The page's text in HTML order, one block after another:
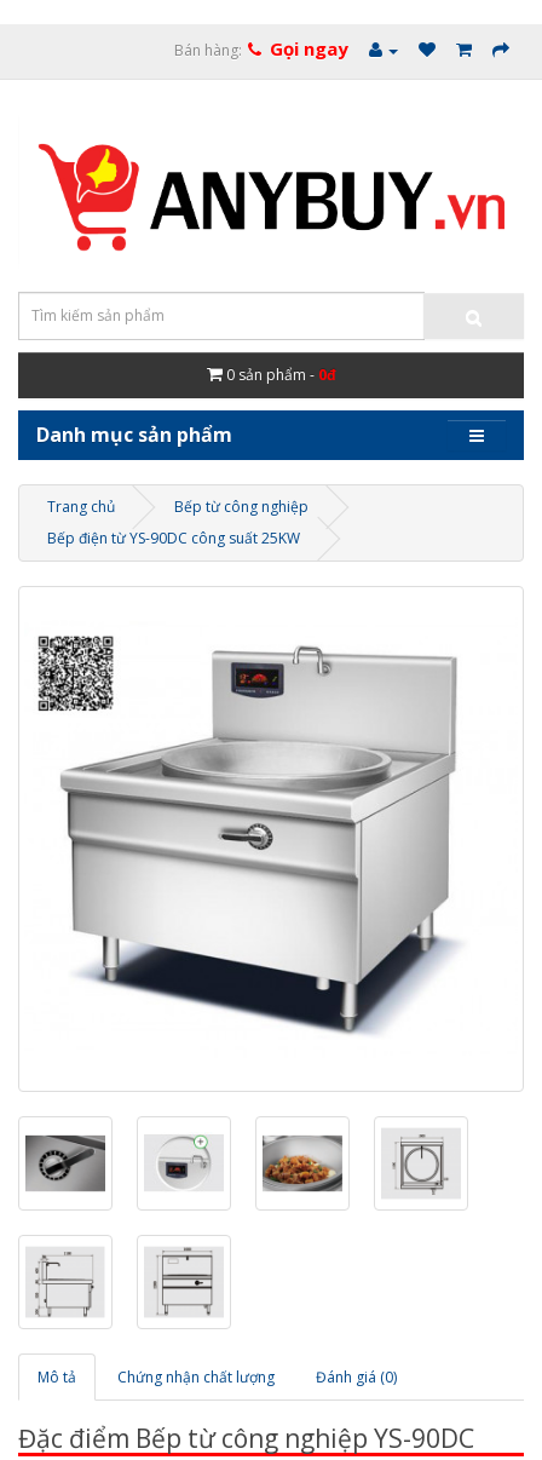
Bán hàng: Gọi ngay
0 sản phẩm - 0đ
Danh mục sản phẩm
Trang chủ
Bếp từ công nghiệp
Bếp điện từ YS-90DC công suất 25KW
Mô tả Chứng nhận chất lượng Đánh giá (0)
Đặc điểm Bếp từ công nghiệp YS-90DC